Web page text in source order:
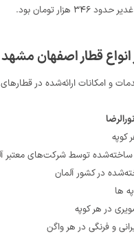
انواع قطار اصفهان
و امکانات ارائه‌شده در
کوپه
توسط شرکت‌های معتبر
در کشور آلمان
ها
در هر کوپه
و فرنگی در هر واگن